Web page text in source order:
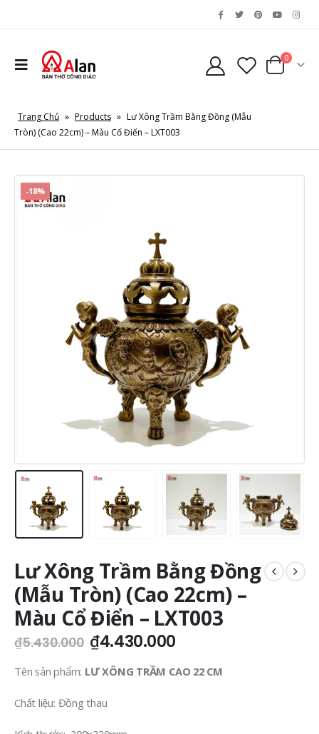
0
Trang Chủ » Products » Lư Xông Trầm Bằng Đồng (Mẫu
Tròn) (Cao 22cm) – Màu Cổ Điển – LXT003
-18%
Lư Xông Trầm Bằng Đồng
(Mẫu Tròn) (Cao 22cm) –
Màu Cổ Điển – LXT003
₫5.430.000 ₫4.430.000
Tên sản phẩm: LƯXÔNG TRẦM CAO 22 CM
Chất liệu: Đồng thau